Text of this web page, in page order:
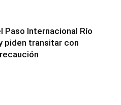
Paso Internacional Río
piden transitar con